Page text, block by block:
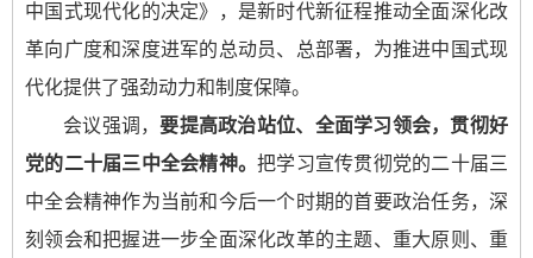
中国式现代化的决定》，是新时代新征程推动全面深化改
革向广度和深度进军的总动员、总部署，为推进中国式现
代化提供了强劲动力和制度保障。
会议强调，要提高政治站位、全面学习领会，贯彻好
党的二十届三中全会精神。 把学习宣传贯彻党的二十届三
中全会精神作为当前和今后一个时期的首要政治任务，深
刻领会和把握进一步全面深化改革的主题、重大原则、重